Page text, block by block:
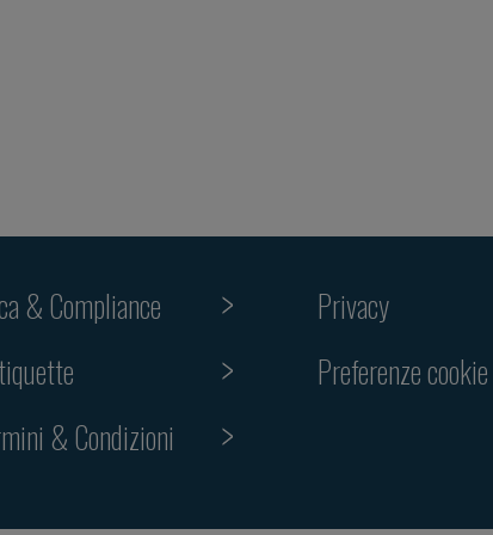
& Compliance
& Condizioni
Privacy
Preferenze cookie